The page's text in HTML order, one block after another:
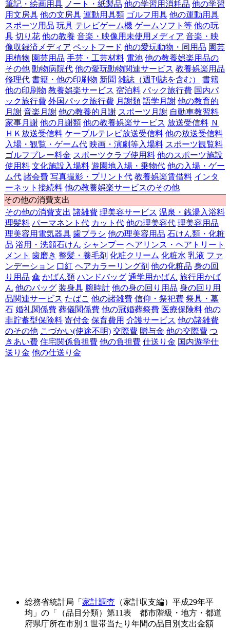
筆記・絵画用具 ノート・紙製品 他の学習用消耗品 他の学習
用文房具 他の文房具 運動用具類 ゴルフ用具 他の運動用具
スポーツ用品 玩具 テレビゲーム機 ゲームソフト等 他の玩
具 切り花 他の教養 音楽・映像用未使用メディア 音楽・映
像収録済メディア ペットフード 他の愛玩動物・同用品 園芸
用植物 園芸用品 手芸・工芸材料 電池 他の教養娯楽用品の
その他 動物病院代 他の愛玩動物関連サービス 教養娯楽用品
修理代 書籍・他の印刷物 新聞 雑誌（週刊誌を含む）
書籍
他の印刷物 教養娯楽サービス 宿泊料 パック旅行費 国内パ
ック旅行費 外国パック旅行費 月謝類 語学月謝 他の教育的
月謝 音楽月謝 他の教養的月謝 スポーツ月謝 自動車教習料
家事月謝 他の月謝類 他の教養娯楽サービス 放送受信料 Ｎ
ＨＫ放送受信料 ケーブルテレビ放送受信料 他の放送受信料
入場・観覧・ゲーム代 映画・演劇等入場料 スポーツ観覧料
ゴルフプレー料金 スポーツクラブ使用料 他のスポーツ施設
使用料 文化施設入場料 遊園地入場・乗物代 他の入場・ゲー
ム代 諸会費 写真撮影・プリント代 教養娯楽賃借料 インタ
ーネット接続料 他の教養娯楽サービスのその他
その他の消費支出
その他の消費支出 諸雑費 理美容サービス 温泉・銭湯入浴料
理髪料 パーマネント代 カット代 他の理美容代 理美容用品
理美容用電気器具 歯ブラシ 他の理美容用品 石けん類・化粧
品 浴用・洗顔石けん シャンプー ヘアリンス・ヘアトリート
メント 歯磨き 整髪・養毛剤 化粧クリーム 化粧水 乳液 ファ
ンデーション 口紅 ヘアカラーリング剤 他の化粧品 身の回
り用品 傘 かばん類 ハンドバッグ 通学用かばん 旅行用かば
ん 他のバッグ 装身具 腕時計 他の身の回り用品 身の回り用
品関連サービス たばこ 他の諸雑費 信仰・祭祀費 祭具・墓
石 婚礼関係費 葬儀関係費 他の冠婚葬祭費 医療保険料 他の
非貯蓄型保険料 寄付金 保育費用 介護サービス 他の諸雑費
のその他 こづかい(使途不明) 交際費 贈与金 他の交際費 つ
きあい費 住宅関係負担費 他の負担費 仕送り金 国内遊学仕
送り金 他の仕送り金
総務省統計局「 家計調査 （家計収支編）平成29年平
均」の「（品目分類）第11表 都市階級・地方・都道
府県庁所在市別１世帯当たり年間の品目別支出金額